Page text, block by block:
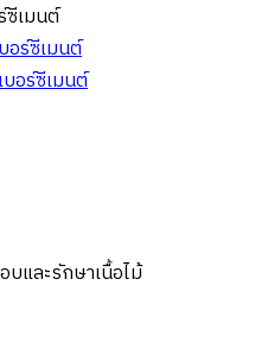
ซีเมนต์
อร์ซีเมนต์
อร์ซีเมนต์
และรักษาเนื้อไม้